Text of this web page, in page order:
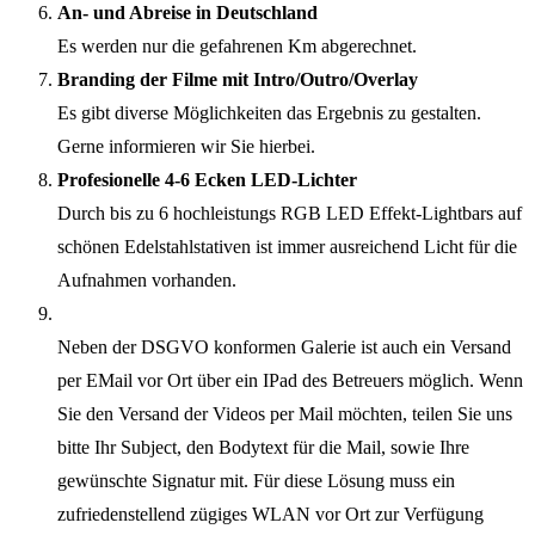
An- und Abreise in Deutschland
Es werden nur die gefahrenen Km abgerechnet.
Branding der Filme mit Intro/Outro/Overlay
Es gibt diverse Möglichkeiten das Ergebnis zu gestalten.
Gerne informieren wir Sie hierbei.
Profesionelle 4-6 Ecken LED-Lichter
Durch bis zu 6 hochleistungs RGB LED Effekt-Lightbars auf
schönen Edelstahlstativen ist immer ausreichend Licht für die
Aufnahmen vorhanden.
Neben der DSGVO konformen Galerie ist auch ein Versand
per EMail vor Ort über ein IPad des Betreuers möglich. Wenn
Sie den Versand der Videos per Mail möchten, teilen Sie uns
bitte Ihr Subject, den Bodytext für die Mail, sowie Ihre
gewünschte Signatur mit. Für diese Lösung muss ein
zufriedenstellend zügiges WLAN vor Ort zur Verfügung